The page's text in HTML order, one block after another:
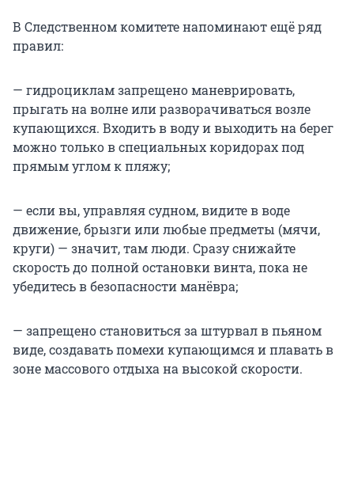
В Следственном комитете напоминают ещё ряд
правил:
— гидроциклам запрещено маневрировать,
прыгать на волне или разворачиваться возле
купающихся. Входить в воду и выходить на берег
можно только в специальных коридорах под
прямым углом к пляжу;
— если вы, управляя судном, видите в воде
движение, брызги или любые предметы (мячи,
круги) — значит, там люди. Сразу снижайте
скорость до полной остановки винта, пока не
убедитесь в безопасности манёвра;
— запрещено становиться за штурвал в пьяном
виде, создавать помехи купающимся и плавать в
зоне массового отдыха на высокой скорости.